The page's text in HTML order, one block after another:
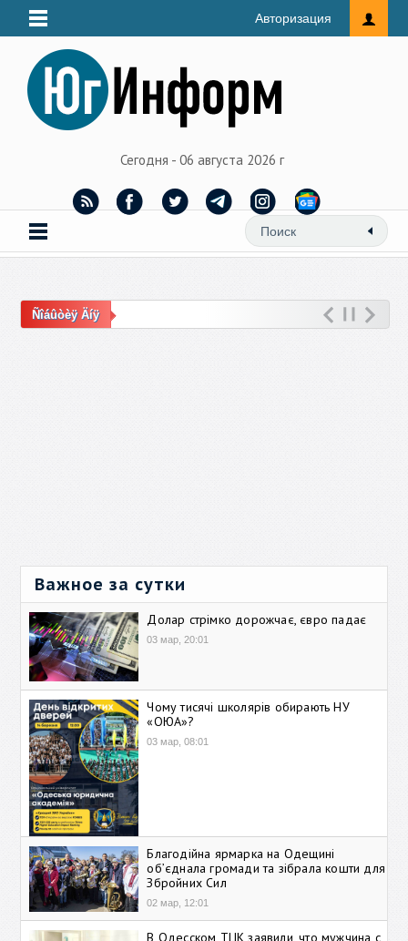
Авторизация
Сегодня - 06 августа 2026 г
Ñîáûòèÿ Äíÿ
Важное за сутки
Долар стрімко дорожчає, євро падає
03 мар, 20:01
Чому тисячі школярів обирають НУ
«ОЮА»?
03 мар, 08:01
Благодійна ярмарка на Одещині
об’єднала громади та зібрала кошти для
Збройних Сил
02 мар, 12:01
В Одесском ТЦК заявили, что мужчина с